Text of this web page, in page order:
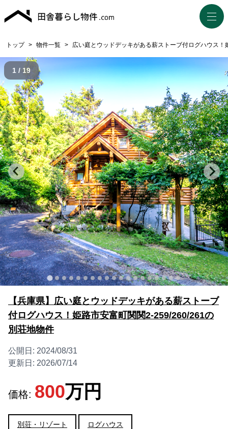
トップ > 物件一覧 > 広い庭とウッドデッキがある薪ストーブ付ログハウス
1 / 19
【兵庫県】広い庭とウッドデッキがある薪ストーブ
付ログハウス！姫路市安富町関関2-259/260/261の
別荘地物件
公開日: 2024/08/31
更新日: 2026/07/14
価格: 800万円
別荘・リゾート ログハウス